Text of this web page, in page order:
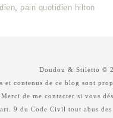
, pain quotidien hilton
Doudou & Stiletto ©
et contenus de ce blog sont
Merci de me contacter si vous
9 du Code Civil tout abus